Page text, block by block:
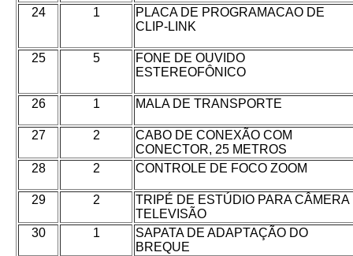
24 1
PLACA DE PROGRAMACAO DE
CLIP-LINK
25 5
FONE DE OUVIDO
ESTEREOFÔNICO
26 1 MALA DE TRANSPORTE
27 2
CABO DE CONEXÃO COM
CONECTOR, 25 METROS
28
2 CONTROLE DE FOCO ZOOM
29 2
TRIPÉ DE ESTÚDIO PARA CÂMERA
TELEVISÃO
30
1
SAPATA DE ADAPTAÇÃO DO
BREQUE